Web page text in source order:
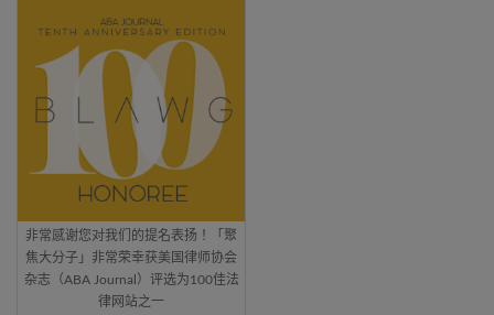
非常感谢您对我们的提名表扬！「聚
焦大分子」非常荣幸获美国律师协会
杂志（ABA Journal）评选为100佳法
律网站之一